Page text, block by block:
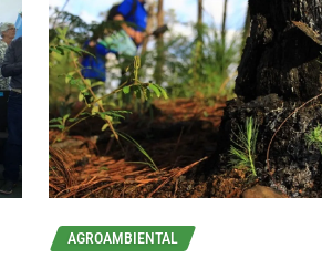
AGROAMBIENTAL